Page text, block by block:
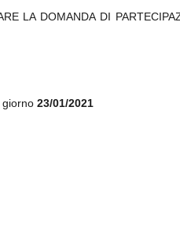
LA DOMANDA DI
giorno 23/01/2021